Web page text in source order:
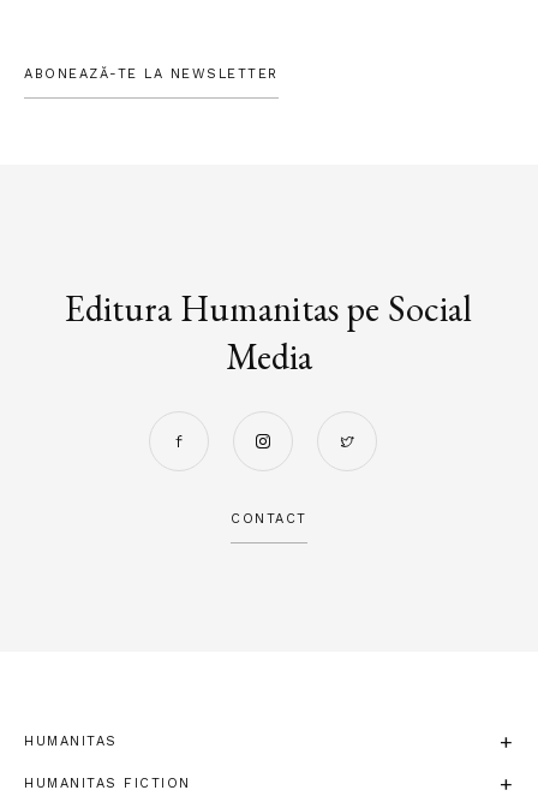
ABONEAZĂ-TE LA NEWSLETTER
Editura Humanitas pe Social
Media
CONTACT
HUMANITAS
HUMANITAS FICTION